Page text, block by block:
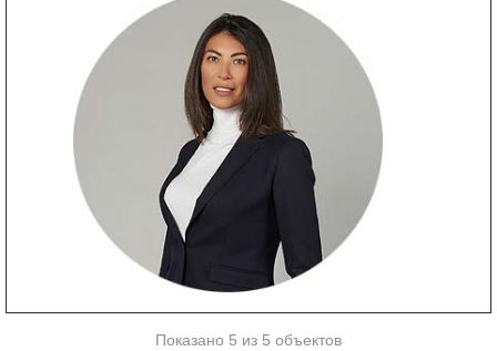
Показано 5 из 5 объектов